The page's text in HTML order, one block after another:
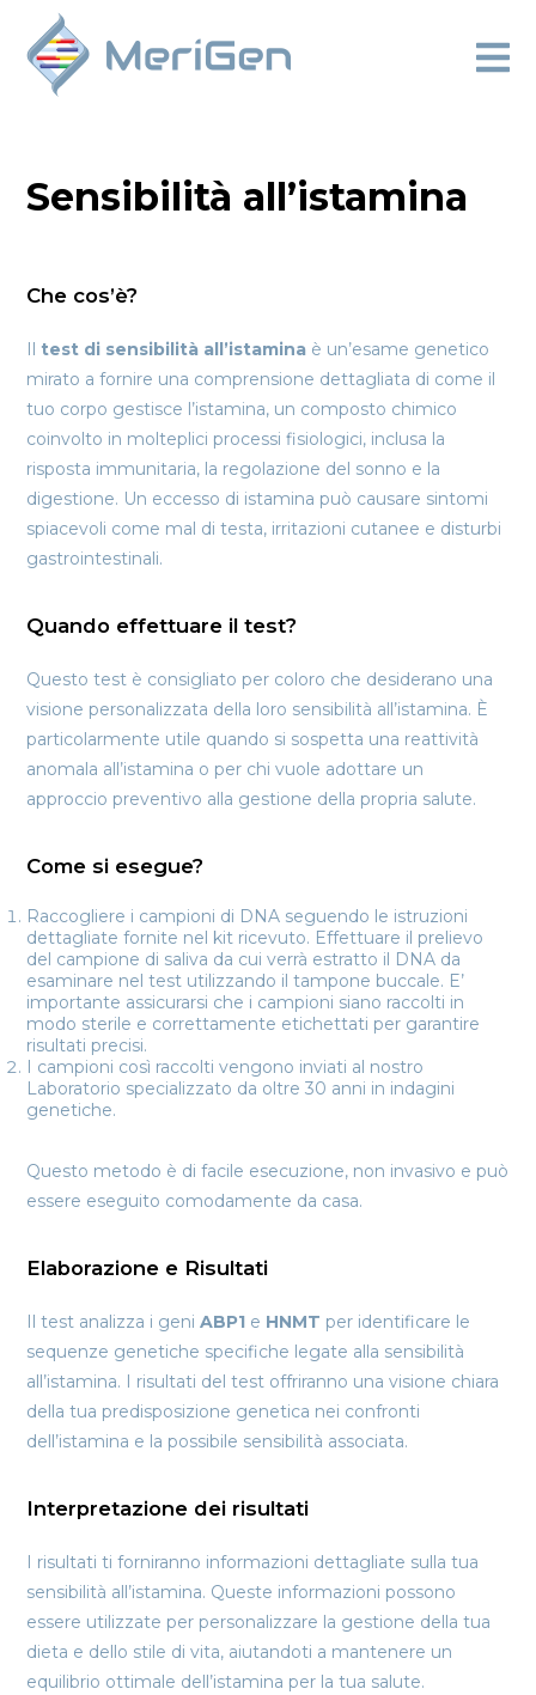
Sensibilità all’istamina
Che cos’è?
Il test di sensibilità all’istamina è un’esame genetico
mirato a fornire una comprensione dettagliata di come il
tuo corpo gestisce l’istamina, un composto chimico
coinvolto in molteplici processi fisiologici, inclusa la
risposta immunitaria, la regolazione del sonno e la
digestione. Un eccesso di istamina può causare sintomi
spiacevoli come mal di testa, irritazioni cutanee e disturbi
gastrointestinali.
Quando effettuare il test?
Questo test è consigliato per coloro che desiderano una
visione personalizzata della loro sensibilità all’istamina. È
particolarmente utile quando si sospetta una reattività
anomala all’istamina o per chi vuole adottare un
approccio preventivo alla gestione della propria salute.
Come si esegue?
Raccogliere i campioni di DNA seguendo le istruzioni
dettagliate fornite nel kit ricevuto. Effettuare il prelievo
del campione di saliva da cui verrà estratto il DNA da
esaminare nel test utilizzando il tampone buccale. E’
importante assicurarsi che i campioni siano raccolti in
modo sterile e correttamente etichettati per garantire
risultati precisi.
I campioni così raccolti vengono inviati al nostro
Laboratorio specializzato da oltre 30 anni in indagini
genetiche.
Questo metodo è di facile esecuzione, non invasivo e può
essere eseguito comodamente da casa.
Elaborazione e Risultati
Il test analizza i geniABP1 e HNMT per identificare le
sequenze genetiche specifiche legate alla sensibilità
all’istamina. I risultati del test offriranno una visione chiara
della tua predisposizione genetica nei confronti
dell’istamina e la possibile sensibilità associata.
Interpretazione dei risultati
I risultati ti forniranno informazioni dettagliate sulla tua
sensibilità all’istamina. Queste informazioni possono
essere utilizzate per personalizzare la gestione della tua
dieta e dello stile di vita, aiutandoti a mantenere un
equilibrio ottimale dell’istamina per la tua salute.